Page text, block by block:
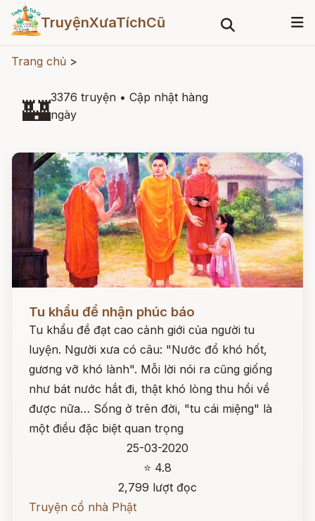
TruyệnXưaTíchCũ
Trang chủ >
🏰3376 truyện • Cập nhật hàng
ngày
Tu khẩu để nhận phúc báo
Tu khẩu đề đạt cao cảnh giới của người tu
luyện. Người xưa có câu: "Nước đổ khó hốt,
gương vỡ khó lành". Mỗi lời nói ra cũng giống
như bát nước hắt đi, thật khó lòng thu hồi về
được nữa… Sống ở trên đời, "tu cái miệng" là
một điều đặc biệt quan trọng
25-03-2020
⭐ 4.8
2,799 lượt đọc
Truyện cổ nhà Phật